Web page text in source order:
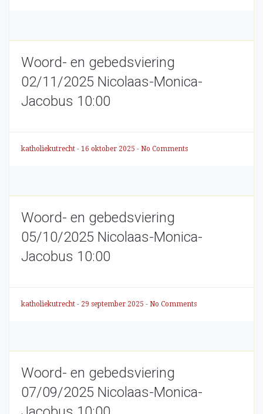
Woord- en gebedsviering
02/11/2025 Nicolaas-Monica-
Jacobus 10:00
katholiekutrecht - 16 oktober 2025 - No Comments
Woord- en gebedsviering
05/10/2025 Nicolaas-Monica-
Jacobus 10:00
katholiekutrecht - 29 september 2025 - No Comments
Woord- en gebedsviering
07/09/2025 Nicolaas-Monica-